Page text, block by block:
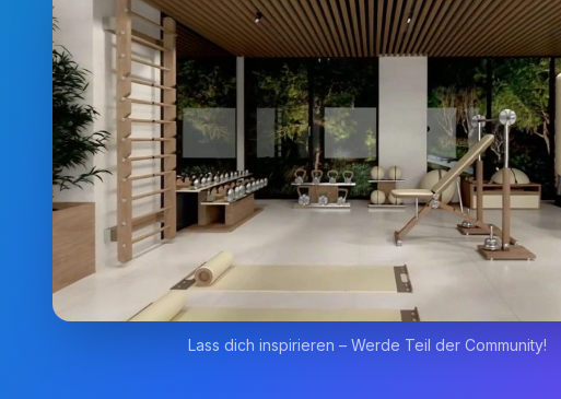
Lass dich inspirieren – Werde Teil der Community!